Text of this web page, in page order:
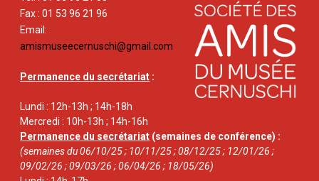
Fax : 01 53 96 21 96
Email:
amismuseecernuschi@gmail.com
Permanence du secrétariat :
Lundi : 12h-13h ; 14h-18h
Mercredi : 10h-13h ; 14h-16h
Permanence du secrétariat (semaines de conférence) :
(semaines du 06/10/25 ; 10/11/25 ; 08/12/25 ; 12/01/26 ;
09/02/26 ; 09/03/26 ; 06/04/26 ; 18/05/26)